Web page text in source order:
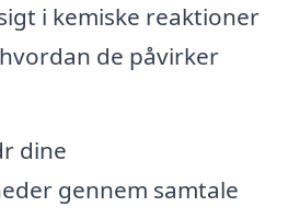
i kemiske reaktioner
de påvirker
dine
gennem samtale